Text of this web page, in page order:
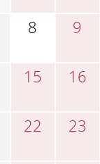
8 9
15 16
22 23